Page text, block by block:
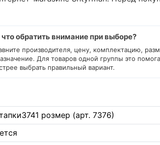
обратить внимание при выборе?
производителя, цену, комплектацию,
Для товаров одной группы это
выбрать правильный вариант.
розмер (арт. 7376)